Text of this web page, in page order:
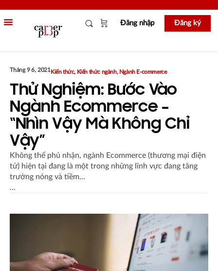
Đăng nhập Đăng ký
Tháng 9 6, 2021Kiến thức, Kiến thức ngành, Ngành E-commerce
Thử Nghiệm: Bước Vào
Ngành Ecommerce –
“Nhìn Vậy Mà Không Chỉ
Vậy”
Không thể phủ nhận, ngành Ecommerce (thương mại điện
tử) hiện tại đang là một trong những lĩnh vực đang tăng
trưởng nóng và tiềm…
...